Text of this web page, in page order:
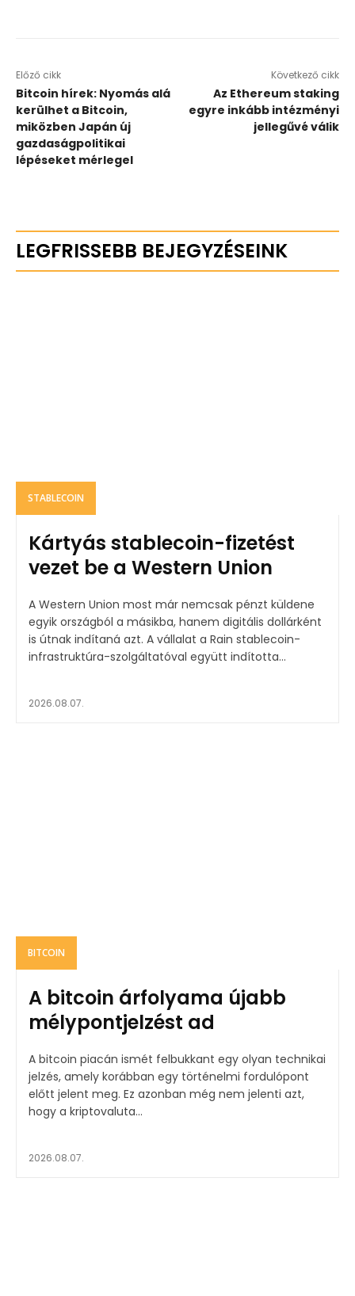
Előző cikk
Bitcoin hírek: Nyomás alá
kerülhet a Bitcoin,
miközben Japán új
gazdaságpolitikai
lépéseket mérlegel
Következő cikk
Az Ethereum staking
egyre inkább intézményi
jellegűvé válik
LEGFRISSEBB BEJEGYZÉSEINK
STABLECOIN
Kártyás stablecoin-fizetést
vezet be a Western Union
A Western Union most már nemcsak pénzt küldene
egyik országból a másikba, hanem digitális dollárként
is útnak indítaná azt. A vállalat a Rain stablecoin-
infrastruktúra-szolgáltatóval együtt indította...
2026.08.07.
BITCOIN
A bitcoin árfolyama újabb
mélypontjelzést ad
A bitcoin piacán ismét felbukkant egy olyan technikai
jelzés, amely korábban egy történelmi fordulópont
előtt jelent meg. Ez azonban még nem jelenti azt,
hogy a kriptovaluta...
2026.08.07.